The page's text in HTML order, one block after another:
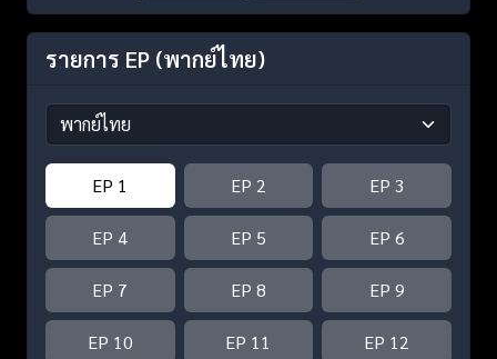
รายการ EP (พากย์ไทย)
EP 1 EP 2 EP 3
EP 4 EP 5 EP 6
EP 7 EP 8 EP 9
EP 10 EP 11 EP 12